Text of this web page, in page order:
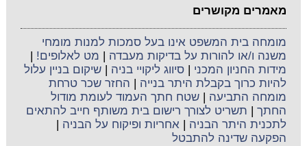
מאמרים מקושרים
מומחה בית המשפט אינו בעל סמכות למנות מומחי
משנה ו/או להורות על בדיקות מעבדה
מט לאלופים!
מידות החניון המכני |סיווג ליקויי בניה |שיקום בניין עלול
להיות כרוך בקבלת היתר בנייה
החזר שכר טרחת
מומחה התביעה |שטח חתך העמוד לעומת מודול
החתך
תשריט לצורך רישום בית משותף חייב להתאים
לתכנית היתר הבניה |אחריות ופיקוח על הבניה
הפקעה שדינה להתבטל